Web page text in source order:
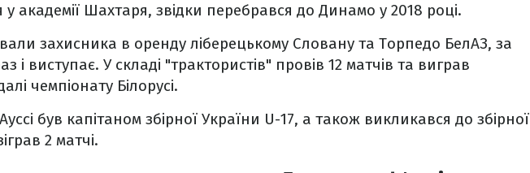
у академії Шахтаря, звідки перебрався до Динамо у 2018 році.
захисника в оренду ліберецькому Словану та Торпедо БелАЗ, за
і виступає. У складі "трактористів" провів 12 матчів та виграв
чемпіонату Білорусі.
був капітаном збірної України U-17, а також викликався до збірної
2 матчі.